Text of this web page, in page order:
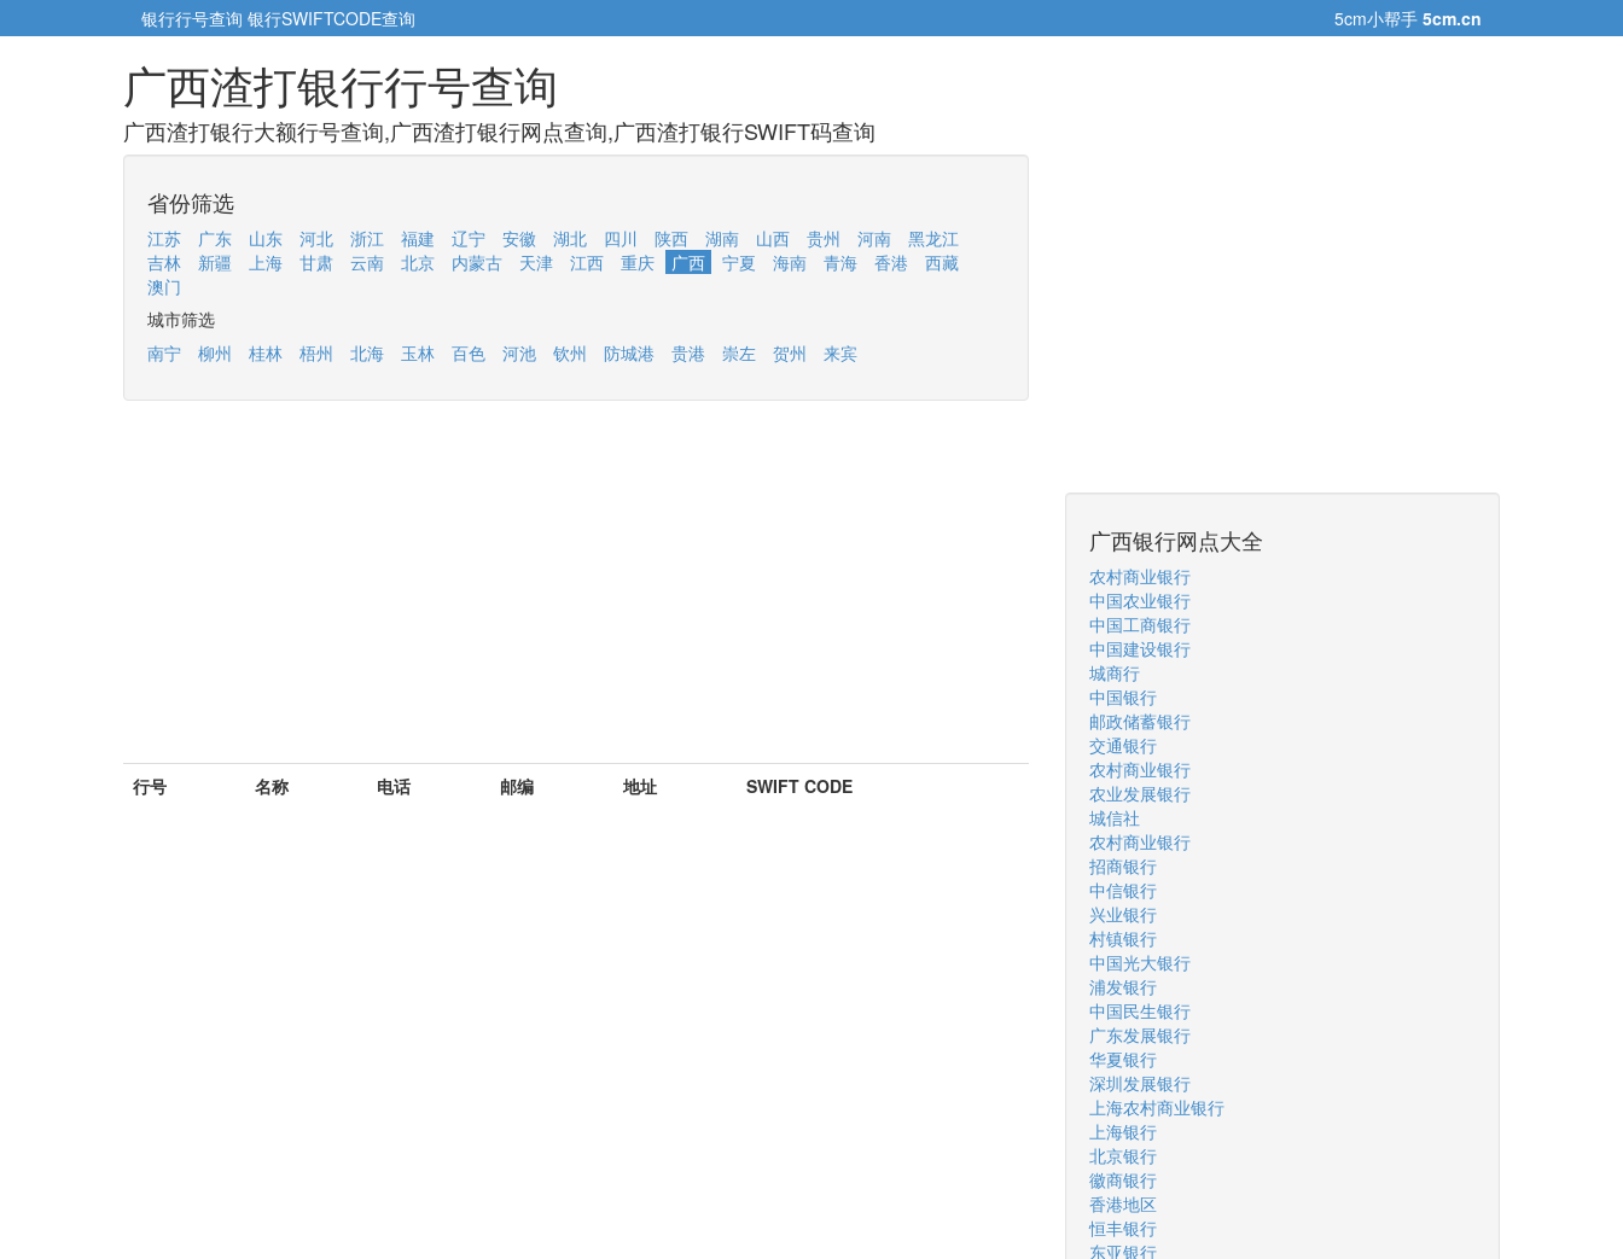
银行行号查询 银行SWIFTCODE查询 5cm小帮手 5cm.cn
广西渣打银行行号查询
广西渣打银行大额行号查询,广西渣打银行网点查询,广西渣打银行SWIFT码查询
省份筛选
江苏 广东 山东 河北 浙江 福建 辽宁 安徽 湖北 四川 陕西 湖南 山西 贵州 河南
黑龙江
吉林
新疆 上海 甘肃 云南 北京 内蒙古 天津 江西 重庆 广西 宁夏 海南 青海 香港
西藏
澳门
城市筛选
南宁
柳州 桂林 梧州 北海 玉林 百色 河池 钦州 防城港 贵港 崇左 贺州 来宾
行号 名称 电话 邮编 地址 SWIFT CODE
广西银行网点大全
农村商业银行
中国农业银行
中国工商银行
中国建设银行
城商行
中国银行
邮政储蓄银行
交通银行
农村商业银行
农业发展银行
城信社
农村商业银行
招商银行
中信银行
兴业银行
村镇银行
中国光大银行
浦发银行
中国民生银行
广东发展银行
华夏银行
深圳发展银行
上海农村商业银行
上海银行
北京银行
徽商银行
香港地区
恒丰银行
东亚银行